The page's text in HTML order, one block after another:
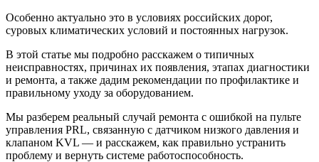
Особенно актуально это в условиях российских дорог,
суровых климатических условий и постоянных нагрузок.
В этой статье мы подробно расскажем о типичных
неисправностях, причинах их появления, этапах диагностики
и ремонта, а также дадим рекомендации по профилактике и
правильному уходу за оборудованием.
Мы разберем реальный случай ремонта с ошибкой на пульте
управления PRL, связанную с датчиком низкого давления и
клапаном KVL — и расскажем, как правильно устранить
проблему и вернуть системе работоспособность.